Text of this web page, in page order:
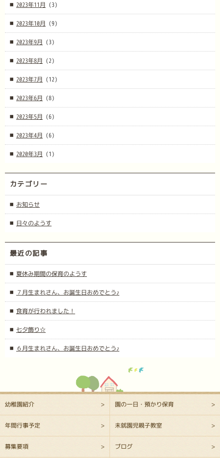
2023年11月 (3)
2023年10月 (9)
2023年9月 (3)
2023年8月 (2)
2023年7月 (12)
2023年6月 (8)
2023年5月 (6)
2023年4月 (6)
2020年3月 (1)
カテゴリー
お知らせ
日々のようす
最近の記事
夏休み期間の保育のようす
７月生まれさん、お誕生日おめでとう♪
食育が行われました！
七夕飾り☆
６月生まれさん、お誕生日おめでとう♪
幼稚園紹介 園の一日・預かり保育
年間行事予定 未就園児親子教室
募集要項 ブログ